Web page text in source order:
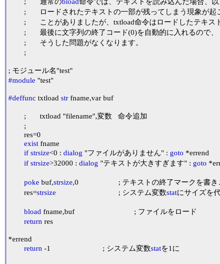
#module "test"
#deffunc txtload str fname,var buf
exist fname
if strsize<0 : dialog "ファイルがありません" : goto *errend
if strsize>32000 : dialog "テキストが大きすぎます" : goto
poke buf,strsize,0			; テキストの終了マークを書きこむ
	res=
strsize
				; システム変数
statにサイズを
bload fname,buf				; ファイルをロード
return res
*errend
return
-1				; システム変数statを1に